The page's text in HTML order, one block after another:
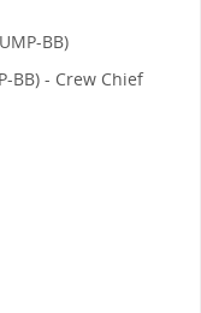
BB)
BB) - Crew Chief